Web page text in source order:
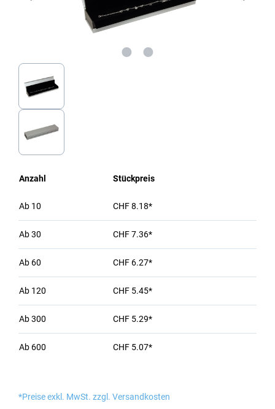
Anzahl Stückpreis
Ab 10 CHF 8.18*
Ab30 CHF 7.36*
Ab 60 CHF 6.27*
Ab 120 CHF 5.45*
Ab300 CHF 5.29*
Ab 600 CHF 5.07*
*Preise exkl. MwSt. zzgl. Versandkosten